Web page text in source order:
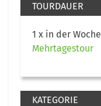
TOURDAUER
1 x in der Woche
Mehrtagestour
KATEGORIE